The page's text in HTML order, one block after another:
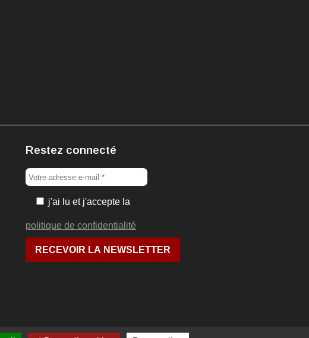
Restez connecté
j'ai lu et j'accepte la
politique de confidentialité